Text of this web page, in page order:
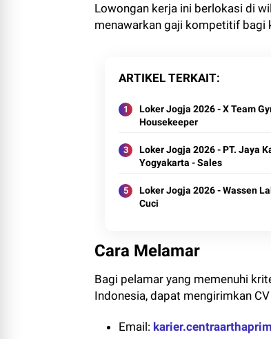
Lowongan kerja ini berlokasi di
menawarkan gaji kompetitif bagi
ARTIKEL TERKAIT
Loker Jogja 2026 - X Team
Housekeeper
Loker Jogja 2026 - PT. Jaya
Yogyakarta - Sales
Loker Jogja 2026 - Wassen
Cuci
Cara Melamar
Bagi pelamar yang memenuhi
Indonesia, dapat mengirimkan
Email: